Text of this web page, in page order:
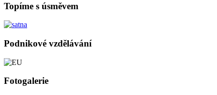
Topíme s úsměvem
Podnikové vzdělávání
Fotogalerie